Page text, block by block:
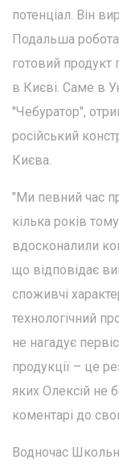
потенціал. Він
Подальша
готовий
в Києві. Саме в
"Чебуратор",
російський
Києва.
"Ми певний час
кілька років
вдосконалили
що відповідає
споживчі
технологічний
не нагадує
продукції – це
яких Олексій не
коментарі до
Водночас